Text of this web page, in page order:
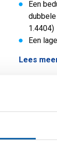
Een
1.4404)
Een
Lees